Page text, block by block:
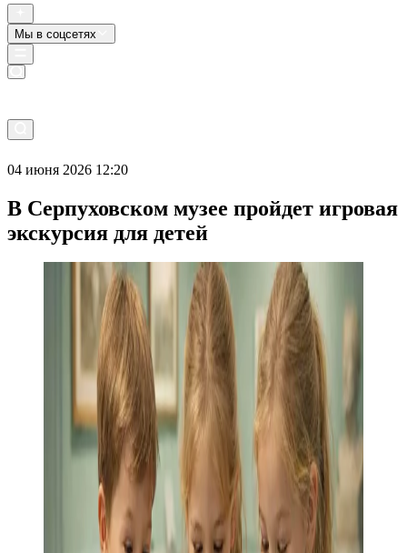
Мы в соцсетях
04 июня 2026 12:20
В Серпуховском музее пройдет игровая
экскурсия для детей